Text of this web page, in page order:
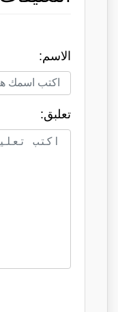
الاسم:
تعلبق: